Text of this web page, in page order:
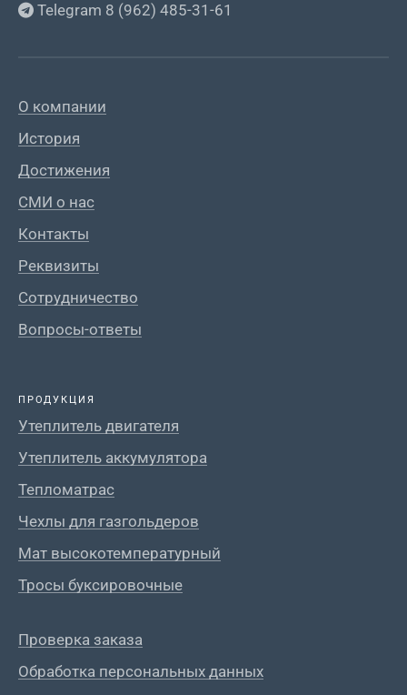
Telegram 8 (962) 485-31-61
О компании
История
Достижения
СМИ о нас
Контакты
Реквизиты
Сотрудничество
Вопросы-ответы
ПРОДУКЦИЯ
Утеплитель двигателя
Утеплитель аккумулятора
Тепломатрас
Чехлы для газгольдеров
Мат высокотемпературный
Тросы буксировочные
Проверка заказа
Обработка персональных данных